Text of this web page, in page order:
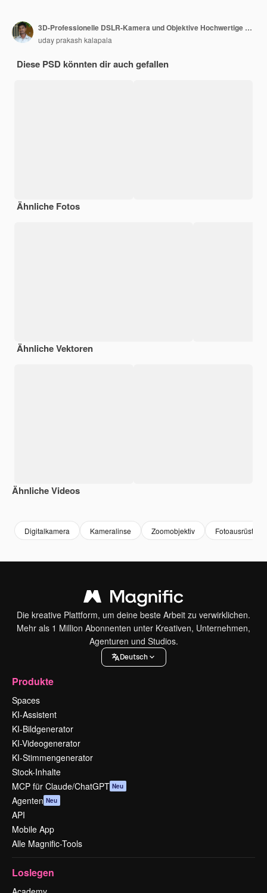
3D-Professionelle DSLR-Kamera und Objektive Hochwertige Fotografie-Ausrüstung Kameragehäuse und Objektive
uday prakash kalapala
Diese PSD könnten dir auch gefallen
Ähnliche Fotos
Ähnliche Vektoren
Ähnliche Videos
Digitalkamera Kameralinse Zoomobjektiv Fotoausrüstung
Die kreative Plattform, um deine beste Arbeit zu verwirklichen.
Mehr als 1 Million Abonnenten unter Kreativen, Unternehmen,
Agenturen und Studios.
Deutsch
Produkte
Spaces
KI-Assistent
KI-Bildgenerator
KI-Videogenerator
KI-Stimmengenerator
Stock-Inhalte
MCP für Claude/ChatGPT Neu
Agenten Neu
API
Mobile App
Alle Magnific-Tools
Loslegen